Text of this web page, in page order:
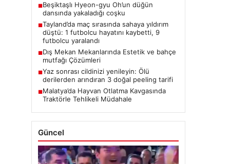
■Beşiktaşlı Hyeon-gyu Oh’un düğün
dansında yakaladığı coşku
■Tayland’da maç sırasında sahaya yıldırım
düştü: 1 futbolcu hayatını kaybetti, 9
futbolcu yaralandı
■Dış Mekan Mekanlarında Estetik ve bahçe
mutfağı Çözümleri
■Yaz sonrası cildinizi yenileyin: Ölü
derilerden arındıran 3 doğal peeling tarifi
■Malatya’da Hayvan Otlatma Kavgasında
Traktörle Tehlikeli Müdahale
Güncel